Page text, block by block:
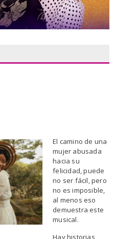
El camino de una
mujer abusada
hacia su
felicidad, puede
no ser fácil, pero
no es imposible,
al menos eso
demuestra este
musical.
Hay historias